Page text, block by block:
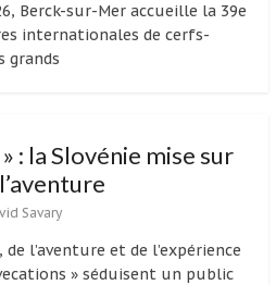
Berck-sur-Mer accueille la 39e
internationales de cerfs-
grands
: la Slovénie mise sur
Savary
l’aventure et de l’expérience
» séduisent un public